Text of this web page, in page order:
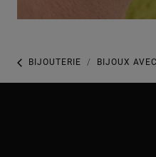
BIJOUTERIE BIJOUX